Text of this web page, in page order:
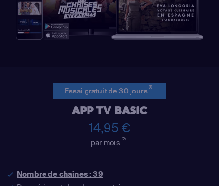
Essai gratuit de 30 jours(1)
APP TV BASIC
14,95 €
par mois(2)
Nombre de chaînes : 39